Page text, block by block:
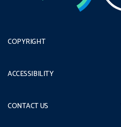
COPYRIGHT
ACCESSIBILITY
CONTACT US